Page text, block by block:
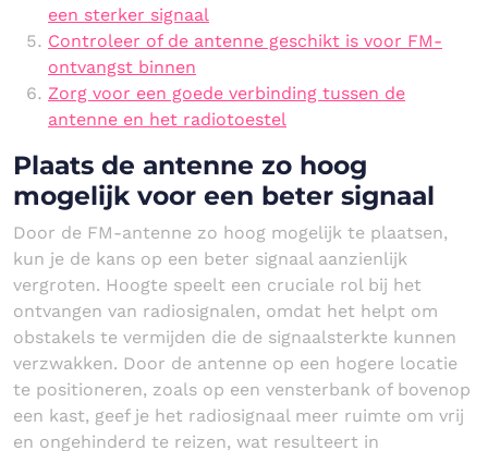
een sterker signaal
Controleer of de antenne geschikt is voor FM-
ontvangst binnen
Zorg voor een goede verbinding tussen de
antenne en het radiotoestel
Plaats de antenne zo hoog
mogelijk voor een beter signaal
Door de FM-antenne zo hoog mogelijk te plaatsen,
kun je de kans op een beter signaal aanzienlijk
vergroten. Hoogte speelt een cruciale rol bij het
ontvangen van radiosignalen, omdat het helpt om
obstakels te vermijden die de signaalsterkte kunnen
verzwakken. Door de antenne op een hogere locatie
te positioneren, zoals op een vensterbank of bovenop
een kast, geef je het radiosignaal meer ruimte om vrij
en ongehinderd te reizen, wat resulteert in